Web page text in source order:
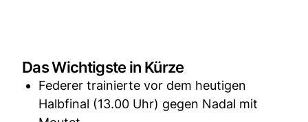
Das Wichtigste in Kürze
Federer trainierte vor dem heutigen
Halbfinal (13.00 Uhr) gegen Nadal mit